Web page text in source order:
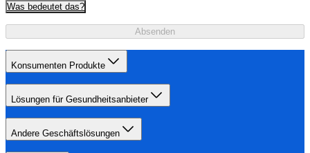
Was bedeutet das?
Absenden
Konsumenten Produkte
Lösungen für Gesundheitsanbieter
Andere Geschäftslösungen